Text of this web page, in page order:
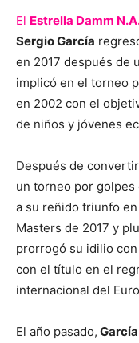
El Estrella Damm
Sergio García
en 2017 después de
implicó en el torneo
en 2002 con el
de niños y jóvenes
Después de
un torneo por golpes
a su reñido triunfo
Masters de 2017 y
prorrogó su idilio
con el título en el
internacional del
El año pasado, García